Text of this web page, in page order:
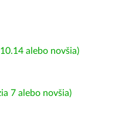
alebo novšia)
7 alebo novšia)